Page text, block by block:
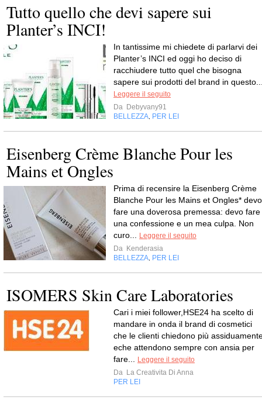
Tutto quello che devi sapere sui
Planter’s INCI!
In tantissime mi chiedete di parlarvi dei
Planter’s INCI ed oggi ho deciso di
racchiudere tutto quel che bisogna
sapere sui prodotti del brand in
Leggere il seguito
Da Debyvany91
BELLEZZA PER LEI
Eisenberg Crème Blanche Pour les
Mains et Ongles
Prima di recensire la Eisenberg Crème
Blanche Pour les Mains et Ongles* devo
fare una doverosa premessa: devo fare
una confessione e un mea culpa. Non
curo...
Leggere il seguito
Da Kenderasia
BELLEZZA PER LEI
ISOMERS Skin Care Laboratories
Cari i miei follower,HSE24 ha scelto di
mandare in onda il brand di cosmetici
che le clienti chiedono più
eche attendono sempre con ansia per
fare...
Leggere il seguito
Da La Creativita Di Anna
PER LEI